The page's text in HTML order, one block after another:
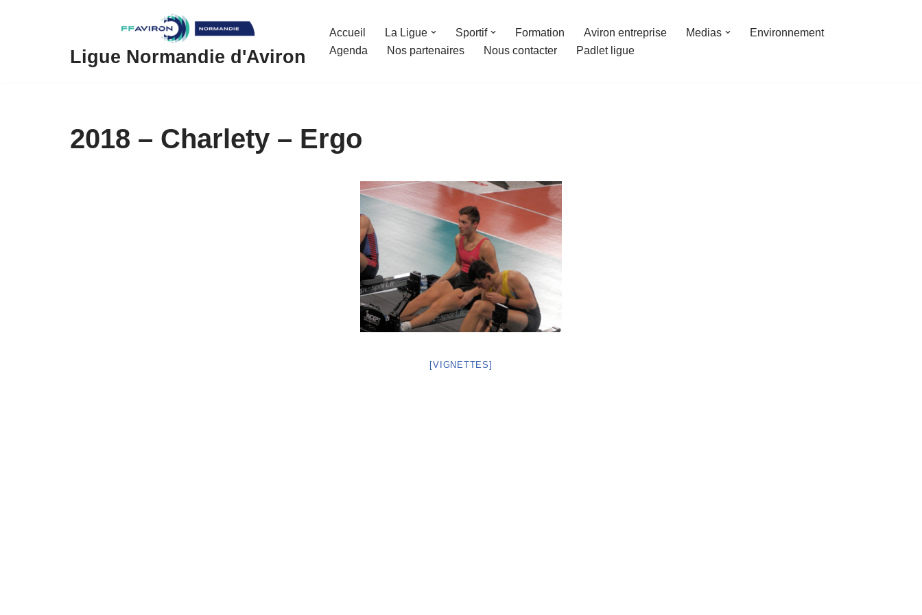
Ligue Normandie d'Aviron
Accueil La Ligue Sportif Formation Aviron entreprise Medias
Environnement
Agenda
Nos partenaires Nous contacter Padlet ligue
2018 – Charlety – Ergo
[VIGNETTES]